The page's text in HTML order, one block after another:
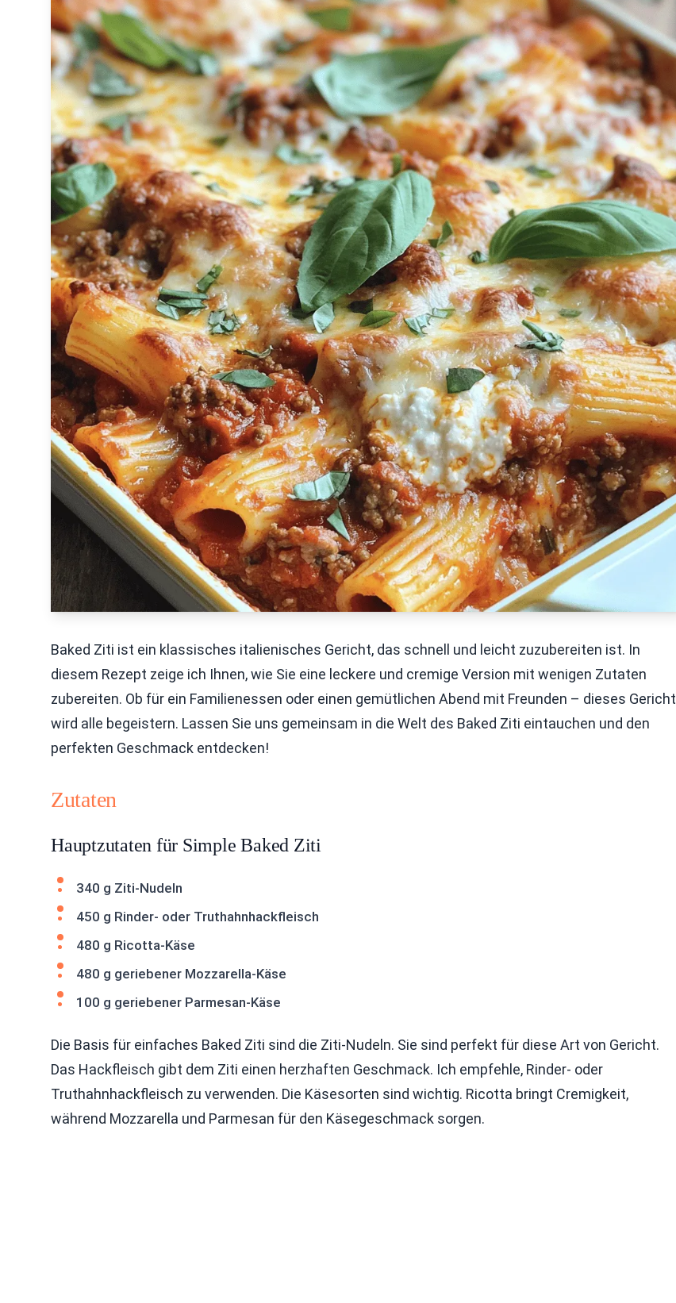
Baked Ziti ist ein klassisches italienisches Gericht, das schnell und leicht zuzubereiten ist. In
diesem Rezept zeige ich Ihnen, wie Sie eine leckere und cremige Version mit wenigen Zutaten
zubereiten. Ob für ein Familienessen oder einen gemütlichen Abend mit Freunden – dieses Gericht
wird alle begeistern. Lassen Sie uns gemeinsam in die Welt des Baked Ziti eintauchen und den
perfekten Geschmack entdecken!
Zutaten
Hauptzutaten für Simple Baked Ziti
340 g Ziti-Nudeln
450 g Rinder- oder Truthahnhackfleisch
480 g Ricotta-Käse
480 g geriebener Mozzarella-Käse
100 g geriebener Parmesan-Käse
Die Basis für einfaches Baked Ziti sind die Ziti-Nudeln. Sie sind perfekt für diese Art von Gericht.
Das Hackfleisch gibt dem Ziti einen herzhaften Geschmack. Ich empfehle, Rinder- oder
Truthahnhackfleisch zu verwenden. Die Käsesorten sind wichtig. Ricotta bringt Cremigkeit,
während Mozzarella und Parmesan für den Käsegeschmack sorgen.